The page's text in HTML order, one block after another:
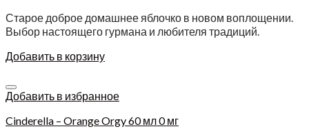
Старое доброе домашнее яблочко в новом воплощении.
Выбор настоящего гурмана и любителя традиций.
Добавить в корзину
Добавить в избранное
Cinderella – Orange Orgy 60 мл 0 мг